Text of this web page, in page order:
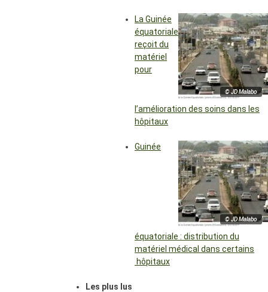
© JD Malabo
La Guinée
équatoriale
reçoit du
matériel
pour
l’amélioration des soins dans les
hôpitaux
© JD Malabo
Guinée
équatoriale : distribution du
matériel médical dans certains
hôpitaux
Les plus lus